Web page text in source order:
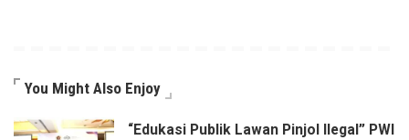
You Might Also Enjoy
“Edukasi Publik Lawan Pinjol Ilegal” PWI